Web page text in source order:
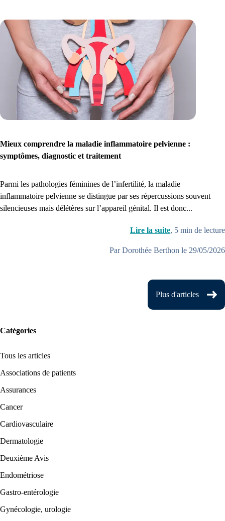
Mieux comprendre la maladie inflammatoire pelvienne :
symptômes, diagnostic et traitement
Parmi les pathologies féminines de l’infertilité, la maladie
inflammatoire pelvienne se distingue par ses répercussions souvent
silencieuses mais délétères sur l’appareil génital. Il est donc...
Lire la suite, 5 min de lecture
Par Dorothée Berthon le 29/05/2026
Plus d'articles
Catégories
Tous les articles
Associations de patients
Assurances
Cancer
Cardiovasculaire
Dermatologie
Deuxième Avis
Endométriose
Gastro-entérologie
Gynécologie, urologie